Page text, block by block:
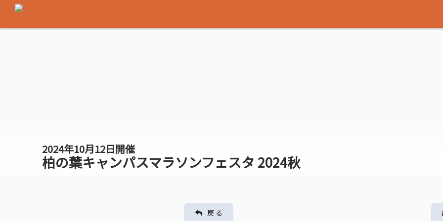
2024年10月12日開催
柏の葉キャンパスマラソンフェスタ 2024秋
戻 る